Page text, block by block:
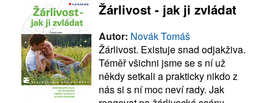
Žárlivost - jak ji zvládat
Autor: Novák Tomáš
Žárlivost. Existuje snad odjakživa.
Téměř všichni jsme se s ní už
někdy setkali a prakticky nikdo z
nás si s ní moc neví rady. Jak